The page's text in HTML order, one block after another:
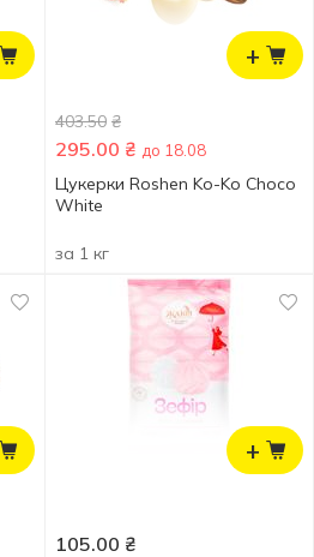
+
403.50 ₴
295.00 ₴ до 18.08
Цукерки Roshen Ko-Ko Choco
White
за 1 кг
+
105.00 ₴